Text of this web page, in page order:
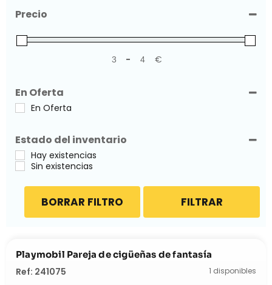
Precio
Minimum Price
- Maximum Price
€
En Oferta
En Oferta
Estado del inventario
Hay existencias
Sin existencias
FILTRAR
BORRAR FILTRO
Playmobil Pareja de cigüeñas de fantasía
Ref: 241075 1 disponibles